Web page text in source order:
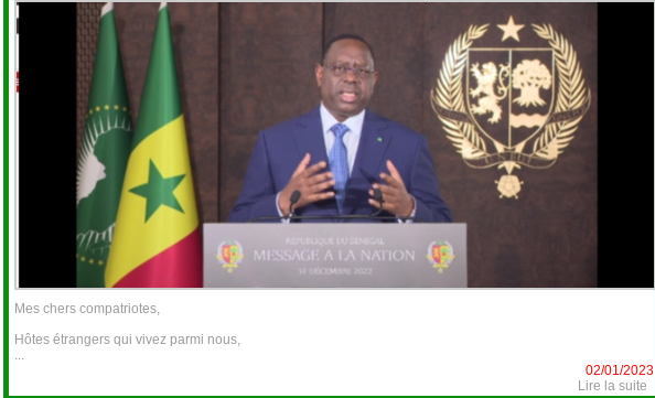
Mes chers compatriotes,
Hôtes étrangers qui vivez parmi nous,
...
02/01/2023
Lire la suite